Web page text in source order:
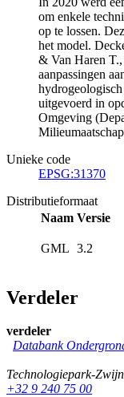
om enkele
op te lossen.
het model.
& Van Haren
aanpassingen
uitgevoerd in
Omgeving
Unieke code
EPSG:31370
Distributieformaat
Naam Versie
GML 3.2
Verdeler
verdeler
Databank
Technologiepark-
+32 9 240 75 00